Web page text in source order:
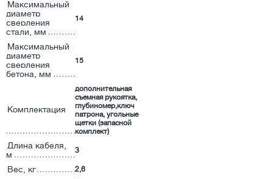
Максимальный
диаметр
сверления
стали, мм
14
Максимальный
диаметр
сверления
бетона, мм
15
Комплектация
дополнительная
съемная рукоятка,
глубиномер,ключ
патрона, угольные
щетки (запасной
комплект)
Длина кабеля,
м
3
Вес, кг 2,6